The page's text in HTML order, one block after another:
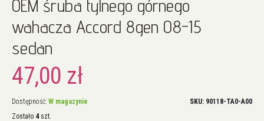
początek
galerii
OEM śruba tylnego górnego
wahacza Accord 8gen 08-15
sedan
47,00 zł
Dostępność: W magazynie
Zostało 4szt.
SKU 90118-TA0-A00